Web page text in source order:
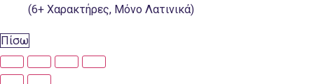
(6+ Χαρακτήρες, Μόνο Λατινικά)
Πίσω